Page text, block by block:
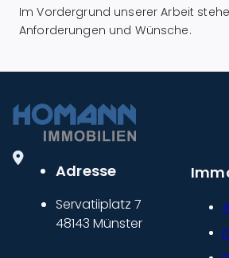
Im Vordergrund unserer Arbeit
Anforderungen und Wünsche.
Adresse
Servatiiplatz 7
48143 Münster